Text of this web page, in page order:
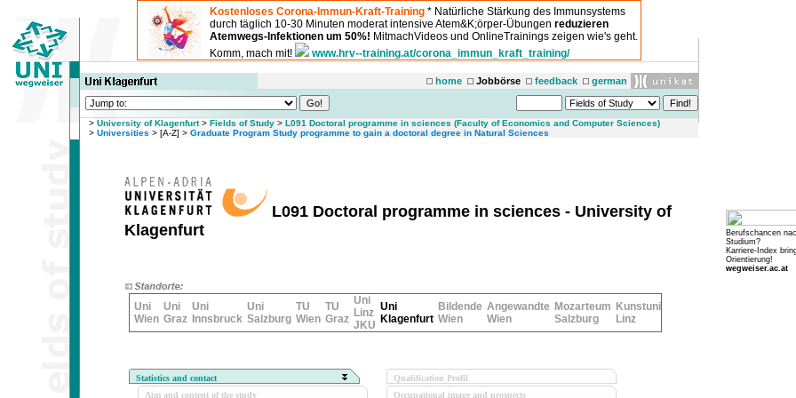
Kostenloses Corona-Immun-Kraft-Training * Natürliche Stärkung des Immunsystems
durch täglich 10-30 Minuten moderat intensive Atem&K;örper-Übungen reduzieren
Atemwegs-Infektionen um 50%! MitmachVideos und OnlineTrainings zeigen wie's geht.
Komm, mach mit!
www.hrv--training.at/corona_immun_kraft_training/
home Jobbörse feedback german
> University of Klagenfurt> Fields of Study > L091 Doctoral programme in sciences (Faculty of Economics and Computer Sciences)
> Universities > [A-Z] > Graduate Program Study programme to gain a doctoral degree in Natural Sciences
L091 Doctoral programme in sciences - University of
Klagenfurt
Uni
Wien
Uni
Graz
Uni
Innsbruck
Uni
Salzburg
TU
Wien
TU
Graz
Uni
Linz
JKU
Uni
Klagenfurt
Bildende
Wien
Angewandte
Wien
Mozarteum
Salzburg
Kunstuni
Linz
Statistics and contact
Aim and content of the study
Qualification Profil
Occupational image and prospects
Berufschancen
Studium?
Karriere-Index
Orientierung!
wegweiser.ac.at